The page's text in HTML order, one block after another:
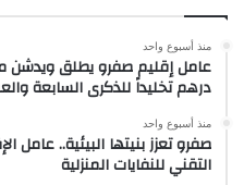
منذ أسبوع واحد
درهم تخليداً للذكرى السابعة
منذ أسبوع واحد
صفرو تعزز بنيتها البيئية..
التقني للنفايات المنزلية